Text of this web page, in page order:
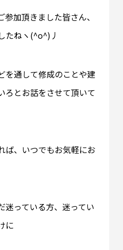
加頂きました皆さん、
たねヽ(^o^)丿
を通して修成のことや建
ろとお話をさせて頂いて
ば、いつでもお気軽にお
迷っている方、迷ってい
に